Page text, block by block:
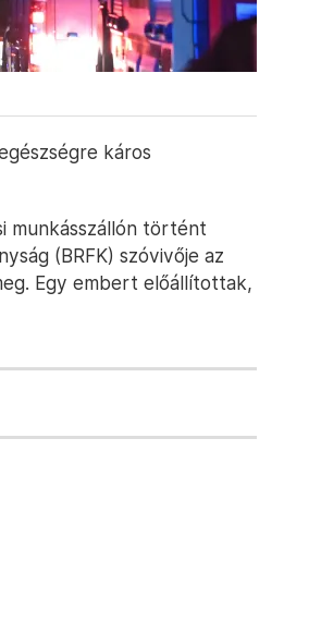
káros
munkásszállón történt
(BRFK) szóvivője az
Egy embert előállítottak,